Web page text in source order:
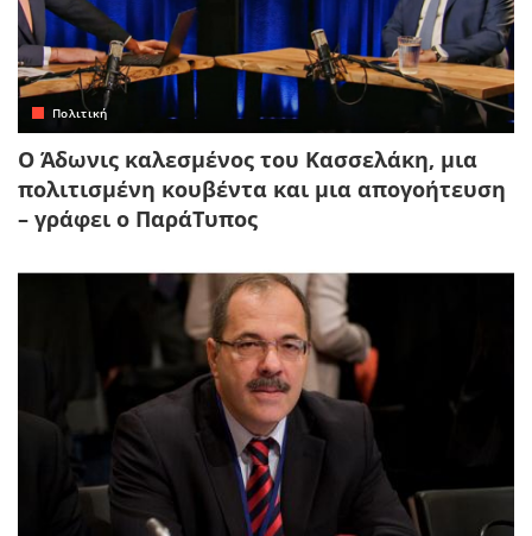
Πολιτική
Ο Άδωνις καλεσμένος του Κασσελάκη, μια
πολιτισμένη κουβέντα και μια απογοήτευση
– γράφει ο ΠαράΤυπος